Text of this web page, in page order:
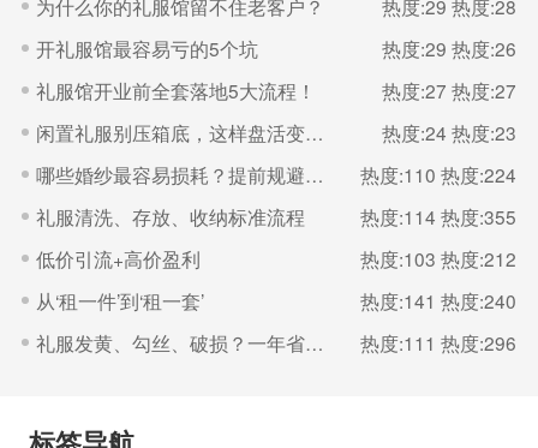
为什么你的礼服馆留不住老客户？
热度:29 热度:28
开礼服馆最容易亏的5个坑
热度:29 热度:26
礼服馆开业前全套落地5大流程！
热度:27 热度:27
闲置礼服别压箱底，这样盘活变现金
热度:24 热度:23
哪些婚纱最容易损耗？提前规避减少损失
热度:110 热度:224
礼服清洗、存放、收纳标准流程
热度:114 热度:355
低价引流+高价盈利
热度:103 热度:212
从‘租一件’到‘租一套’
热度:141 热度:240
礼服发黄、勾丝、破损？一年省下几千块养护法
热度:111 热度:296